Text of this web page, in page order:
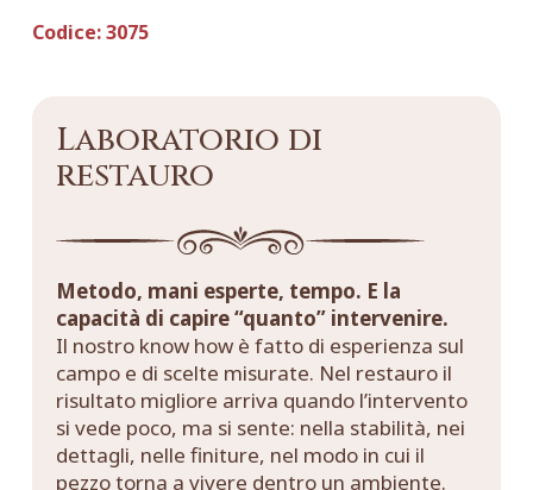
Codice:3075
Laboratorio di
restauro
Metodo, mani esperte, tempo. E la
capacità di capire “quanto” intervenire.
Il nostro know how è fatto di esperienza sul
campo e di scelte misurate. Nel restauro il
risultato migliore arriva quando l’intervento
si vede poco, ma si sente: nella stabilità, nei
dettagli, nelle finiture, nel modo in cui il
pezzo torna a vivere dentro un ambiente.